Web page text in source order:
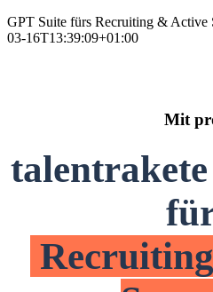
GPT Suite fürs Recruiting & Active
03-16T13:39:09+01:00
Mit